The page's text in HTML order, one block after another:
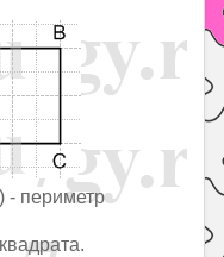
- периметр